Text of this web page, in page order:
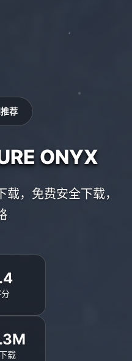
荐
ONYX
，免费安全下载，
载